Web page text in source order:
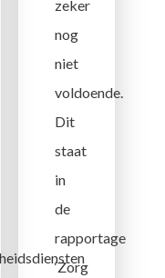
zeker
nog
niet
voldoende.
Dit
staat
in
de
rapportage
‘Zorg